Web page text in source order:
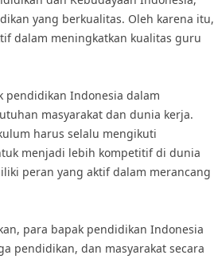
yang berkualitas. Oleh karena itu,
dalam meningkatkan kualitas guru
Indonesia dalam
masyarakat dan dunia kerja.
harus selalu mengikuti
menjadi lebih kompetitif di dunia
peran yang aktif dalam merancang
para bapak pendidikan Indonesia
pendidikan, dan masyarakat secara